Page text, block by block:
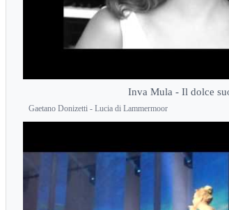
Inva Mula - Il dolce
Gaetano Donizetti - Lucia di Lammermoor